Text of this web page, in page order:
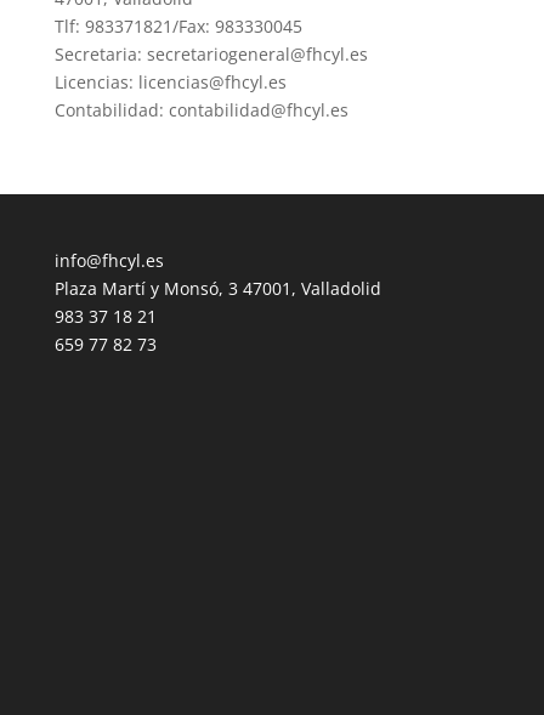
Tlf: 983371821/Fax: 983330045
Secretaria: secretariogeneral@fhcyl.es
Licencias: licencias@fhcyl.es
Contabilidad: contabilidad@fhcyl.es
info@fhcyl.es
Plaza Martí y Monsó, 3 47001, Valladolid
983 37 18 21
659 77 82 73